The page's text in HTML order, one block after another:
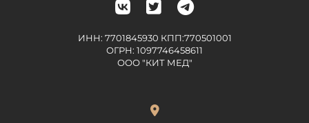
ИНН: 7701845930 КПП:770501001
ОГРН: 1097746458611
ООО "КИТ МЕД"